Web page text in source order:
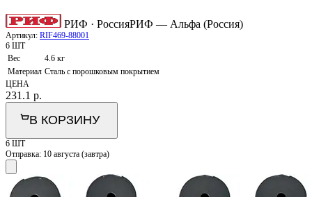
РИФ · РоссияРИФ — Альфа (Россия)
Артикул: RIF469-88001
6 ШТ
Вес
4.6 кг
Материал Сталь с порошковым покрытием
ЦЕНА
231.1 р.
В КОРЗИНУ
6 ШТ
Отправка: 10 августа (завтра)